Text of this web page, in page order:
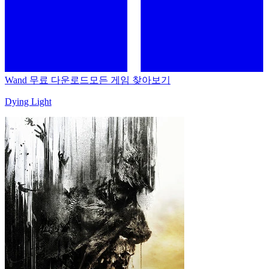
Wand 무료 다운로드 모든 게임 찾아보기
Dying Light